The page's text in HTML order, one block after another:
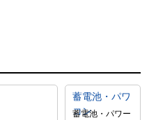
蓄電池・パワ
コン
蓄電池・パワー